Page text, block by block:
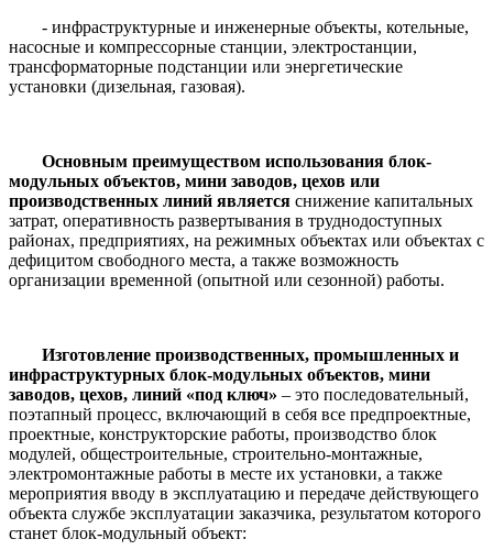
- инфраструктурные и инженерные объекты, котельные,
насосные и компрессорные станции, электростанции,
трансформаторные подстанции или энергетические
установки (дизельная, газовая).
Основным преимуществом использования блок-
модульных объектов, мини заводов, цехов или
производственных линий является снижение капитальных
затрат, оперативность развертывания в труднодоступных
районах, предприятиях, на режимных объектах или объектах с
дефицитом свободного места, а также возможность
организации временной (опытной или сезонной) работы.
Изготовление производственных, промышленных и
инфраструктурных блок-модульных объектов, мини
заводов, цехов, линий «под ключ» – это последовательный,
поэтапный процесс, включающий в себя все предпроектные,
проектные, конструкторские работы, производство блок
модулей, общестроительные, строительно-монтажные,
электромонтажные работы в месте их установки, а также
мероприятия вводу в эксплуатацию и передаче действующего
объекта службе эксплуатации заказчика, результатом которого
станет блок-модульный объект: